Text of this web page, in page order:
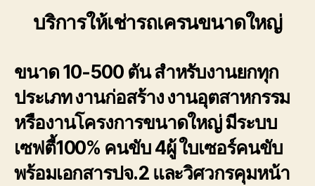
บริการให้เช่ารถเครนขนาดใหญ่
ขนาด 10-500 ตันสำหรับงานยกทุก
ประเภท งานก่อสร้าง งานอุตสาหกรรม
หรืองานโครงการขนาดใหญ่ มีระบบ
เซฟตี้100% คนขับ 4ผู้ ใบเซอร์คนขับ
พร้อมเอกสารปจ.2 และวิศวกรคุมหน้า